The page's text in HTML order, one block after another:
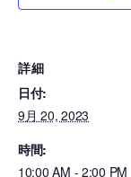
詳細
日付:
9月 20, 2023
時間:
10:00 AM - 2:00 PM